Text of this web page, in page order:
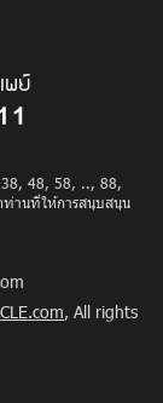
พย์
38, 48, 58, .., 88,
ท่านที่ให้การสนุบสนุน
, All rights